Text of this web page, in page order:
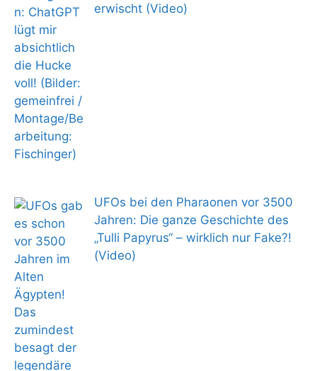
erwischt (Video)
UFOs bei den Pharaonen vor 3500
Jahren: Die ganze Geschichte des
„Tulli Papyrus“ – wirklich nur Fake?!
(Video)